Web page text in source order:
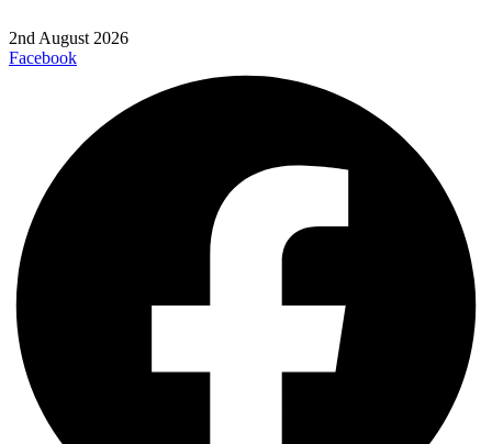
2nd August 2026
Facebook